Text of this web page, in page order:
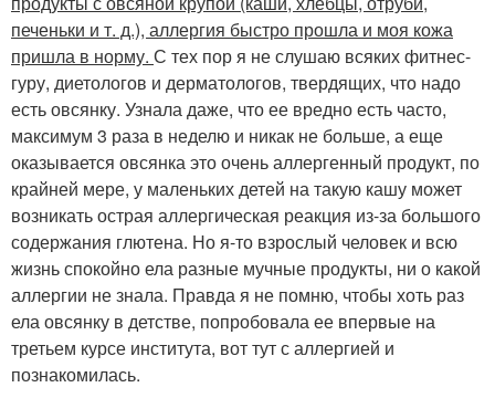
печеньки и т. д.), аллергия быстро прошла и моя кожа
пришла в норму. С тех пор я не слушаю всяких фитнес-
гуру, диетологов и дерматологов, твердящих, что надо
есть овсянку. Узнала даже, что ее вредно есть часто,
максимум 3 раза в неделю и никак не больше, а еще
оказывается овсянка это очень аллергенный продукт, по
крайней мере, у маленьких детей на такую кашу может
возникать острая аллергическая реакция из-за большого
содержания глютена. Но я-то взрослый человек и всю
жизнь спокойно ела разные мучные продукты, ни о какой
аллергии не знала. Правда я не помню, чтобы хоть раз
ела овсянку в детстве, попробовала ее впервые на
третьем курсе института, вот тут с аллергией и
познакомилась.